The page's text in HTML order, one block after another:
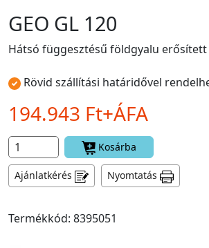
GEO GL 120
Hátsó függesztésű földgyalu erősített
Rövid szállítási határidővel
194.943 Ft+ÁFA
Kosárba
Ajánlatkérés Nyomtatás
Termékkód: 8395051